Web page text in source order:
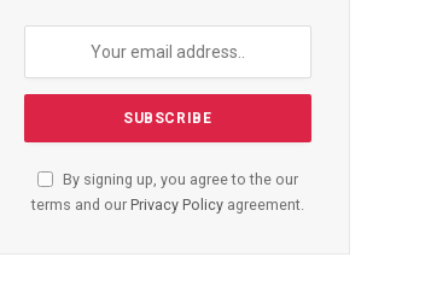
By signing up, you agree to the our
terms and our Privacy Policyagreement.